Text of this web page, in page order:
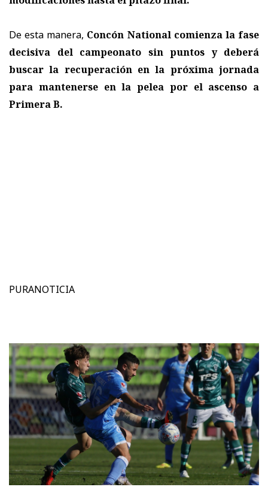
De esta manera, Concón National comienza la fase
decisiva del campeonato sin puntos y deberá
buscar la recuperación en la próxima jornada
para mantenerse en la pelea por el ascenso a
Primera B.
PURANOTICIA